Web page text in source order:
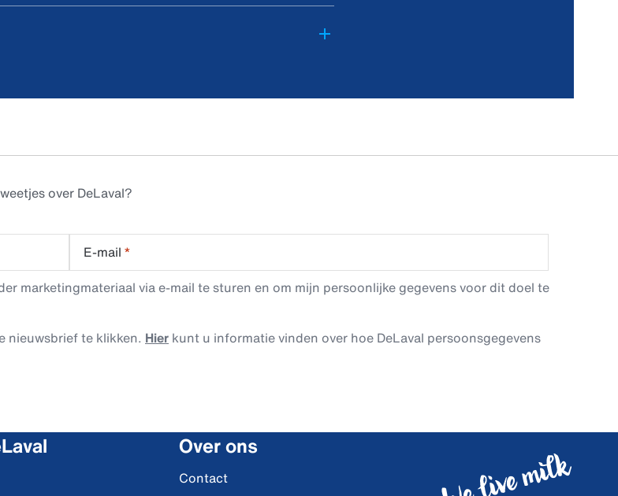
over DeLaval?
E-mail *
marketingmateriaal via e-mail te sturen en om mijn persoonlijke gegevens voor dit doel te
nieuwsbrief te klikken. Hier kunt u informatie vinden over hoe DeLaval persoonsgegevens
Over ons
Contact